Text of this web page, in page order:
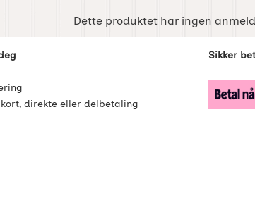
Dette produktet har ingen
direkte eller delbetaling
Sikker